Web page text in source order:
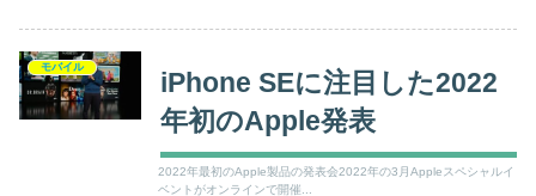
モバイル
iPhone SEに注目した2022
年初のApple発表
2022年最初のApple製品の発表会2022年の3月Appleスペシャルイ
ベントがオンラインで開催...